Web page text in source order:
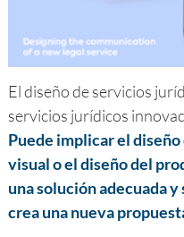
El diseño de servicios
servicios jurídicos
Puede implicar el
visual o el diseño del
una solución adecuada
crea una nueva